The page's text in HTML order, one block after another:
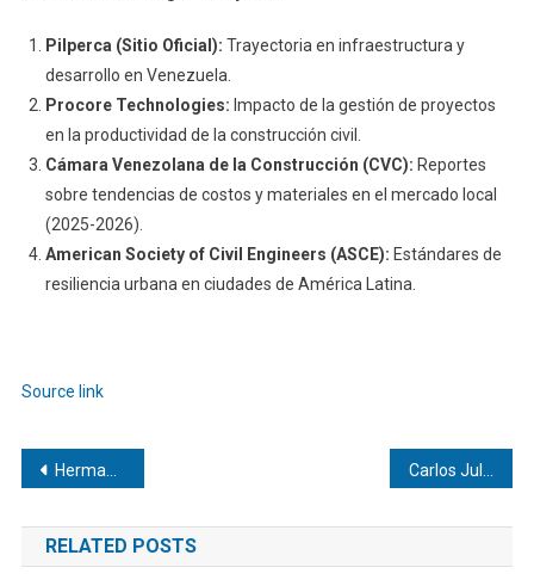
Pilperca (Sitio Oficial): Trayectoria en infraestructura y
desarrollo en Venezuela.
Procore Technologies: Impacto de la gestión de proyectos
en la productividad de la construcción civil.
Cámara Venezolana de la Construcción (CVC): Reportes
sobre tendencias de costos y materiales en el mercado local
(2025-2026).
American Society of Civil Engineers (ASCE): Estándares de
resiliencia urbana en ciudades de América Latina.
de
Source link
Navegación
de
entradas
Herman Pocaterra | Natación y Articulaciones
RELATED POSTS